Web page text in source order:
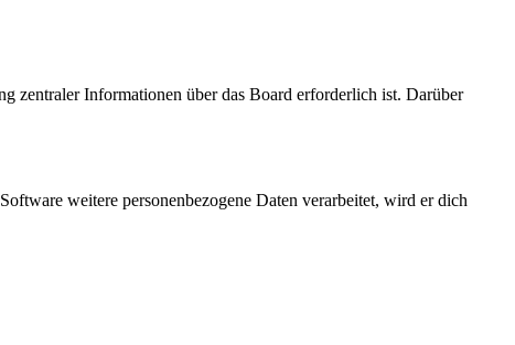
zentraler Informationen über das Board erforderlich ist. Darüber
weitere personenbezogene Daten verarbeitet, wird er dich